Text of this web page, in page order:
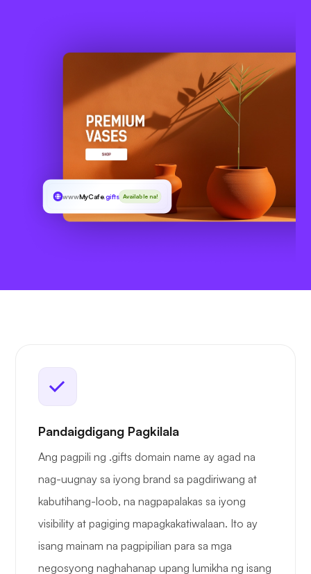
wwwMyCafe.gifts Available na!
Pandaigdigang Pagkilala
Ang pagpili ng .gifts domain name ay agad na
nag-uugnay sa iyong brand sa pagdiriwang at
kabutihang-loob, na nagpapalakas sa iyong
visibility at pagiging mapagkakatiwalaan. Ito ay
isang mainam na pagpipilian para sa mga
negosyong naghahanap upang lumikha ng isang